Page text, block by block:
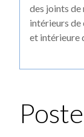
des joints
intérieurs de
et intérieure